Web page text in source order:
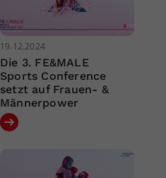
19.12.2024
Die 3. FE&MALE
Sports Conference
setzt auf Frauen- &
Männerpower